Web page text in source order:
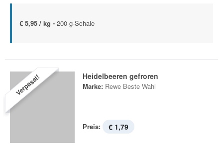
€ 5,95 / kg - 200 g-Schale
Verpasst! Heidelbeeren gefroren
Marke: Rewe Beste Wahl
Preis: € 1,79